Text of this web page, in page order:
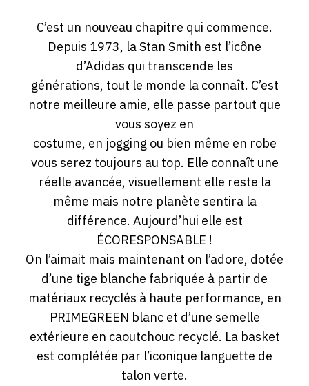
C’est un nouveau chapitre qui commence.
Depuis 1973, la Stan Smith est l’icône
d’Adidas qui transcende les
générations, tout le monde la connaît. C’est
notre meilleure amie, elle passe partout que
vous soyez en
costume, en jogging ou bien même en robe
vous serez toujours au top. Elle connaît une
réelle avancée, visuellement elle reste la
même mais notre planète sentira la
différence. Aujourd’hui elle est
ÉCORESPONSABLE !
On l’aimait mais maintenant on l’adore, dotée
d’une tige blanche fabriquée à partir de
matériaux recyclés à haute performance, en
PRIMEGREEN blanc et d’une semelle
extérieure en caoutchouc recyclé. La basket
est complétée par l’iconique languette de
talon verte.